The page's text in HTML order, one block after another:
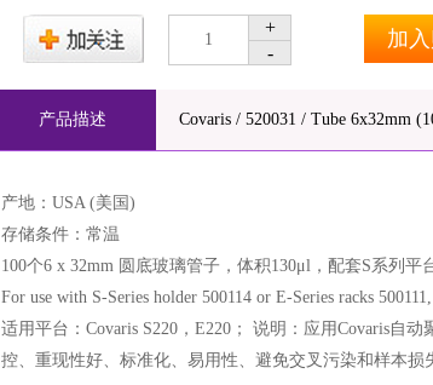
1
+
-
加
产品描述 Covaris / 520031 / Tube 6x32mm
产地：USA (美国)
存储条件：常温
100个6 x 32mm 圆底玻璃管子，体积130μl，配套S系列平
For use with S-Series holder 500114 or E-Series racks
适用平台：Covaris S220，E220； 说明：应用Covaris自
控、重现性好、标准化、易用性、避免交叉污染和样本损